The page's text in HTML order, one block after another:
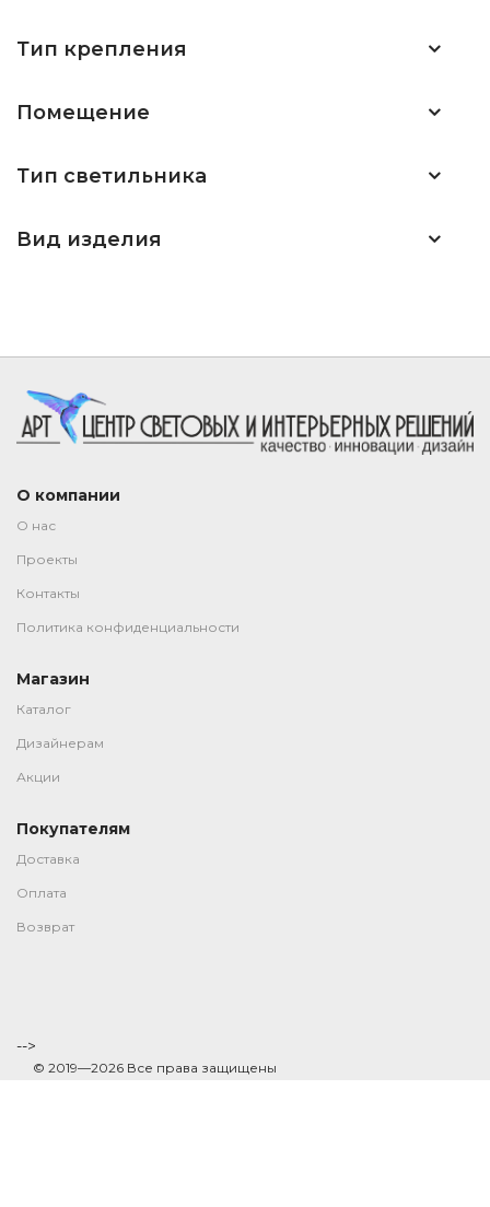
Тип крепления
Помещение
Тип светильника
Вид изделия
О компании
О нас
Проекты
Контакты
Политика конфиденциальности
Магазин
Каталог
Дизайнерам
Акции
Покупателям
Доставка
Оплата
Возврат
-->
© 2019—2026 Все права защищены